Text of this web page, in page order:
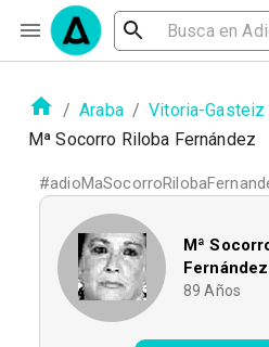
/ Araba / Vitoria-Gasteiz
Mª Socorro Riloba Fernández
#
Mª
Fernández
89 Años